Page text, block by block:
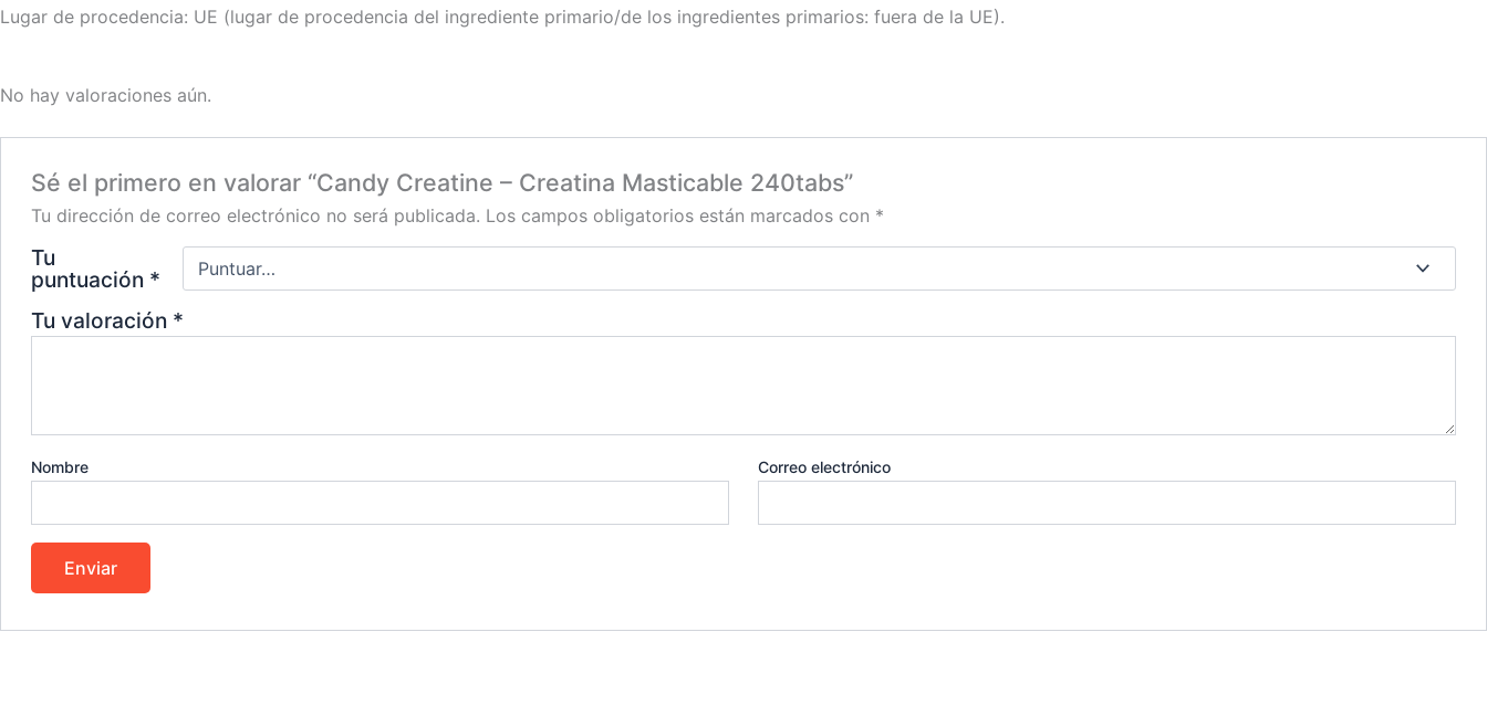
Lugar de procedencia: UE (lugar de procedencia del ingrediente primario/de los ingredientes primarios: fuera de la UE).
No hay valoraciones aún.
Sé el primero en valorar “Candy Creatine – Creatina Masticable 240tabs”
Tu dirección de correo electrónico no será publicada. Los campos obligatorios están marcados con *
Tu
puntuación *
Tu valoración *
Nombre Correo electrónico